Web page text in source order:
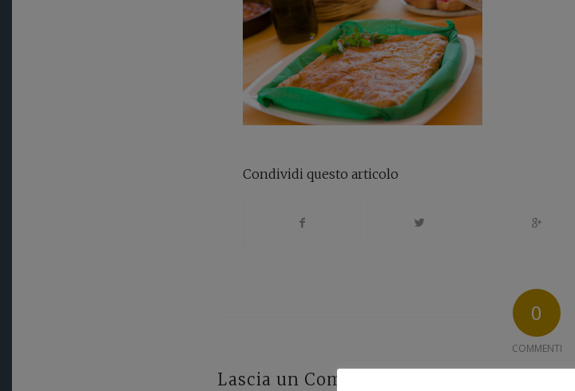
Condividi questo articolo
0
COMMENTI
Lascia un Commento